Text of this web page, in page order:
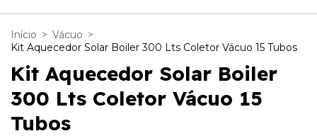
Início > Vácuo >
Kit Aquecedor Solar Boiler 300 Lts Coletor Vácuo 15 Tubos
Kit Aquecedor Solar Boiler
300 Lts Coletor Vácuo 15
Tubos